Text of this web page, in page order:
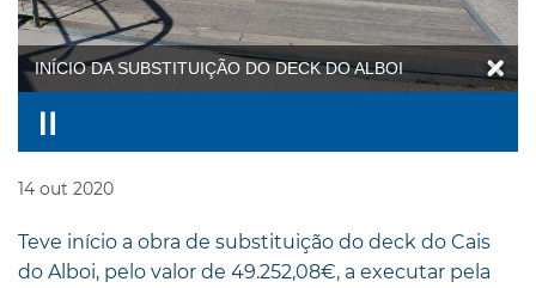
INÍCIO DA SUBSTITUIÇÃO DO DECK DO ALBOI
14 out 2020
Teve início a obra de substituição do deck do Cais
do Alboi, pelo valor de 49.252,08€, a executar pela